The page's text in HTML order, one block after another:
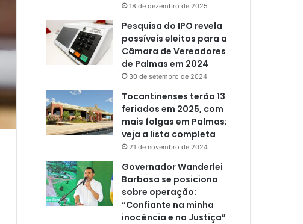
18 de dezembro de 2025
Pesquisa do IPO revela
possíveis eleitos para a
Câmara de Vereadores
de Palmas em 2024
30 de setembro de 2024
Tocantinenses terão 13
feriados em 2025, com
mais folgas em Palmas;
veja a lista completa
21 de novembro de 2024
Governador Wanderlei
Barbosa se posiciona
sobre operação:
“Confiante na minha
inocência e na Justiça”